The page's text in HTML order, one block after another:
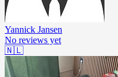
Yannick Jansen
No reviews yet
🇳🇱